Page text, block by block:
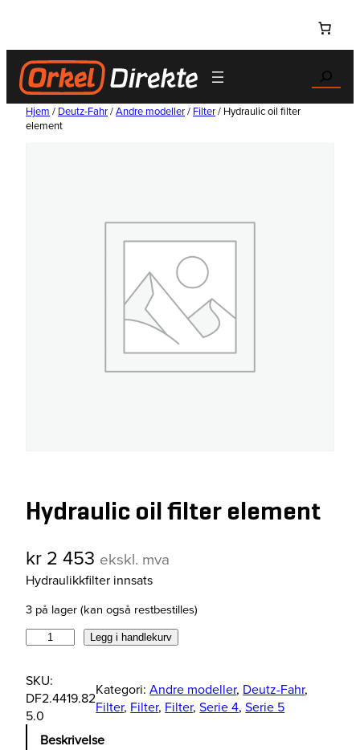
innhold
Search
Hjem / Deutz-Fahr/Andre modeller/ Filter/ Hydraulic oil filter
element
Hydraulic oil filter element
kr 2 453 ekskl. mva
Hydraulikkfilter innsats
3 på lager (kan også restbestilles)
d
r
a
u
Legg i handlekurv
SKU:
DF2.4419.82
5.0
Kategori:Andre modeller, Deutz-Fahr
Filter, Filter, Filter, Serie 4, Serie 5
Beskrivelse